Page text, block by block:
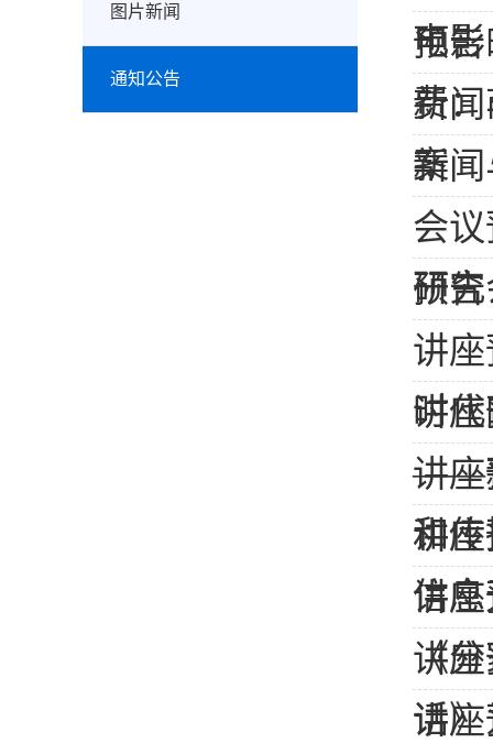
图片新闻
通知公告
电
预
费：
新
案
新
会
研究
预
讲
时
讲
——
讲
和
讲
信
讲
《
讲
话
讲